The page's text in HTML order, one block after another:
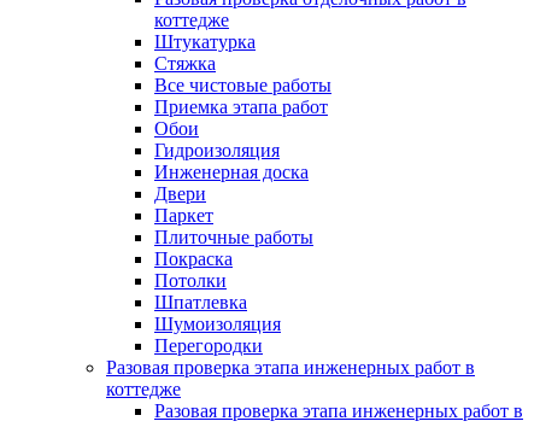
коттедже
Штукатурка
Стяжка
Все чистовые работы
Приемка этапа работ
Обои
Гидроизоляция
Инженерная доска
Двери
Паркет
Плиточные работы
Покраска
Потолки
Шпатлевка
Шумоизоляция
Перегородки
Разовая проверка этапа инженерных работ в
коттедже
Разовая проверка этапа инженерных работ в